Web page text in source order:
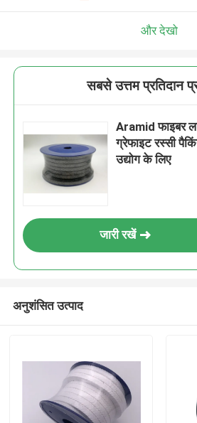
और देखो
सबसे उत्तम प्रतिदान
Aramid फाइबर
ग्रेफाइट रस्सी
उद्योग के लिए
जारी रखें
अनुशंसित उत्पाद